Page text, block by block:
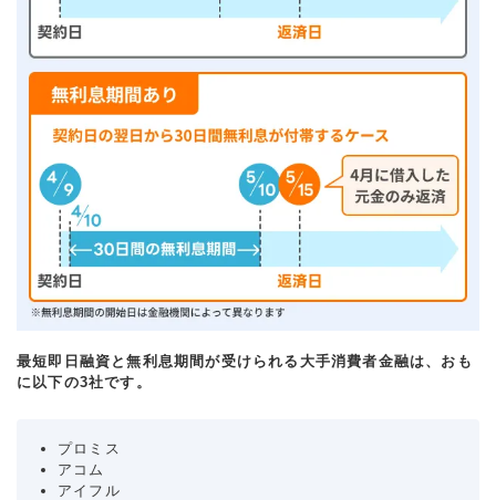
最短即日融資と無利息期間が受けられる大手消費者金融は、おも
に以下の3社です。
プロミス
アコム
アイフル